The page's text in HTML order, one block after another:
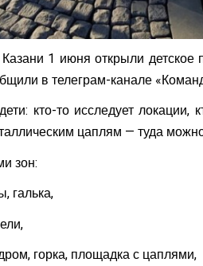
1 июня открыли
в телеграм-канале
кто-то исследует локации,
цаплям — туда
зон:
галька,
горка, площадка с цаплями,